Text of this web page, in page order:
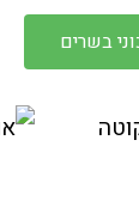
בשרים